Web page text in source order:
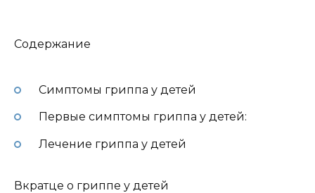
Содержание
Симптомы гриппа у детей
Первые симптомы гриппа у детей:
Лечение гриппа у детей
Вкратце о гриппе у детей